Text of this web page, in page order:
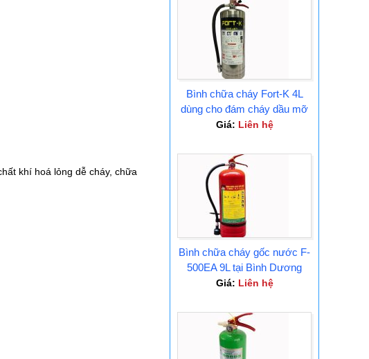
khí hoá lỏng dễ cháy, chữa
Bình chữa cháy Fort-K 4L
dùng cho đám cháy dầu mỡ
Tại Bình Dương
Giá: Liên hệ
Bình chữa cháy gốc nước F-
500EA 9L tại Bình Dương
Giá: Liên hệ